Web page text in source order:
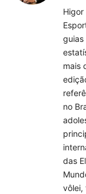
Higor
guias
mais
no
das
vôlei,